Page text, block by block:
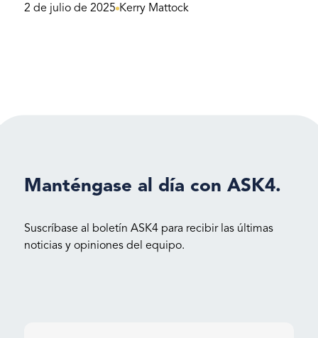
2 de julio de 2025 Kerry Mattock
Manténgase al día con ASK4.
Suscríbase al boletín ASK4 para recibir las últimas
noticias y opiniones del equipo.